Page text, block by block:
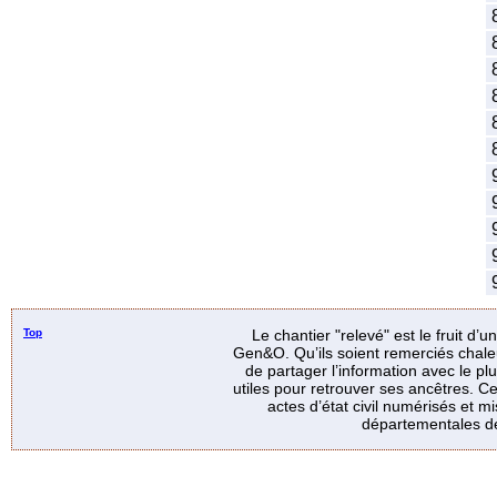
Top
Le chantier "relevé" est le fruit
Gen&O. Qu’ils soient remerciés
de partager l’information avec le
utiles pour retrouver ses ancêtres.
actes d’état civil numérisés et
départementales